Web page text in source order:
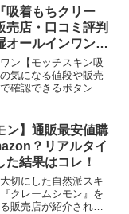
ます。またエクスイ
』の使い方や最安値
の情報をリアルタイ
前に必ず有効活用し
てくださいね！
吸着もちクリー
売店・口コミ評判
オールインワンク
ン【モッチスキン吸
気になる値段や販売
確認できるボタンで
いね！
ン】通販最安値購
？リアルタイ
た結果はコレ！
切にした自然派スキ
クレームシモン』を
販売店が紹介されて